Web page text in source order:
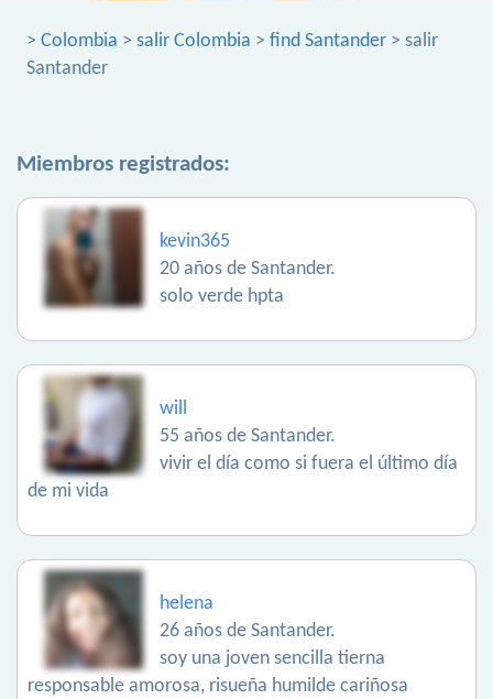
> Colombia > salir Colombia > find Santander > salir
Santander
Miembros registrados:
kevin365
20 años de Santander.
solo verde hpta
will
55 años de Santander.
vivir el día como si fuera el último día
de mi vida
helena
26 años de Santander.
soy una joven sencilla tierna
responsable amorosa, risueña humilde cariñosa